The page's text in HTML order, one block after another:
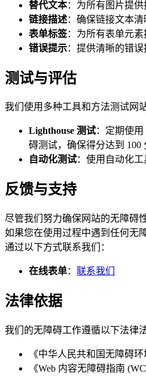
替代文本：为所有图片提
链接描述：确保链接文本
表单标签：为所有表单元
错误提示：提供清晰的错
测试与评估
我们使用多种工具和方法测试网
Lighthouse 测试：定期使用
碍测试，确保得分达到 100
自动化测试：使用自动化
反馈与支持
尽管我们努力确保网站的无障碍
如果您在使用过程中遇到任何无
通过以下方式联系我们：
在线表单： 联系我们
法律依据
我们的无障碍工作遵循以下法律
《中华人民共和国无障碍环
《Web 内容无障碍指南